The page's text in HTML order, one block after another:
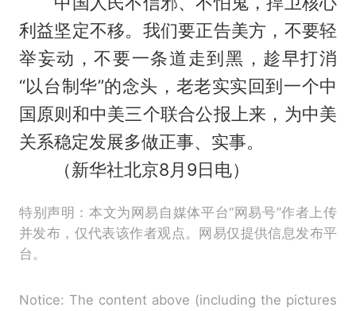
利益坚定不移。我们要正告美方，不要轻
举妄动，不要一条道走到黑，趁早打消
“以台制华”的念头，老老实实回到一个中
国原则和中美三个联合公报上来，为中美
关系稳定发展多做正事、实事。
（新华社北京8月9日电）
特别声明：本文为网易自媒体平台“网易号”作者上传
并发布，仅代表该作者观点。网易仅提供信息发布平
台。
Notice: The content above (including the pictures